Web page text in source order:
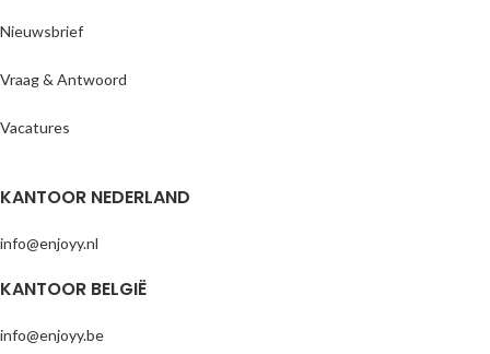
Nieuwsbrief
Vraag & Antwoord
Vacatures
KANTOOR NEDERLAND
info@enjoyy.nl
KANTOOR BELGIË
info@enjoyy.be